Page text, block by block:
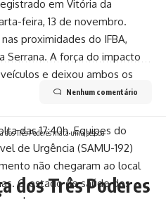
em Vitória da
feira, 13 de novembro.
proximidades do IFBA,
Serrana. A força do impacto
e deixou ambos os
das 17:40h. Equipes do
de Urgência (SAMU-192)
não chegaram ao local
O estado de saúde dos
Nenhum comentário
dos Três Poderes mata uma pessoa
dos Três Poderes